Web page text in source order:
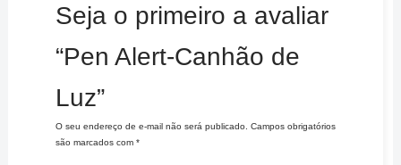
Seja o primeiro a avaliar
“Pen Alert-Canhão de
Luz”
O seu endereço de e-mail não será publicado.
Campos obrigatórios
são marcados com *